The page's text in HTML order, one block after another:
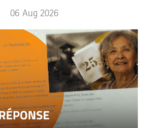
06 Aug 2026